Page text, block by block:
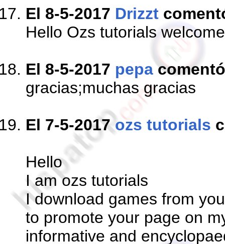
El 8-5-2017 Drizzt
Hello Ozs tutorials
El 8-5-2017 pepacomentó
gracias;muchas gracias
El 7-5-2017ozs tutorials
Hello
I am ozs tutorials
I download games from
to promote your page on
informative and